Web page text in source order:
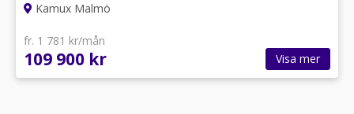
Kamux Malmö
fr. 1 781 kr/mån
109 900 kr Visa mer